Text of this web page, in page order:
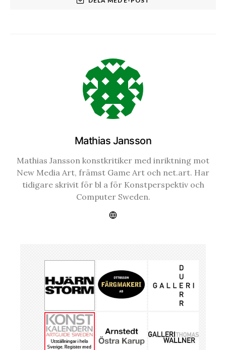
Mathias Jansson
Mathias Jansson konstkritiker med inriktning mot
New Media Art, främst Game Art och net.art. Har
tidigare skrivit för bl a för Konstperspektiv och
Computer Sweden.